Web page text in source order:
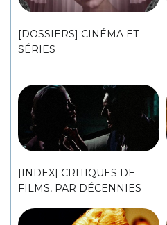
[DOSSIERS] CINÉMA ET
SÉRIES
[INDEX] CRITIQUES DE
FILMS, PAR DÉCENNIES